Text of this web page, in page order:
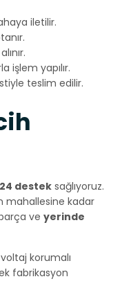
iletilir.
işlem yapılır.
teslim edilir.
desteksağlıyoruz.
mahallesine kadar
ve yerinde
korumalı
fabrikasyon